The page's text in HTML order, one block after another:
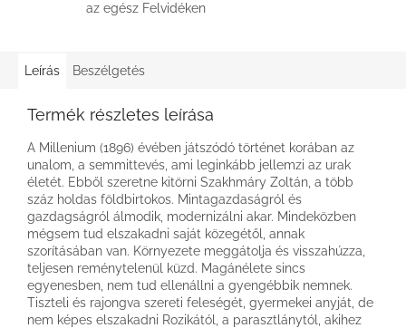
az egész Felvidéken
Leírás Beszélgetés
Termék részletes leírása
A Millenium (1896) évében játszódó történet korában az
unalom, a semmittevés, ami leginkább jellemzi az urak
életét. Ebből szeretne kitörni Szakhmáry Zoltán, a több
száz holdas földbirtokos. Mintagazdaságról és
gazdagságról álmodik, modernizálni akar. Mindeközben
mégsem tud elszakadni saját közegétől, annak
szorításában van. Környezete meggátolja és visszahúzza,
teljesen reménytelenül küzd. Magánélete sincs
egyenesben, nem tud ellenállni a gyengébbik nemnek.
Tiszteli és rajongva szereti feleségét, gyermekei anyját, de
nem képes elszakadni Rozikától, a parasztlánytól, akihez